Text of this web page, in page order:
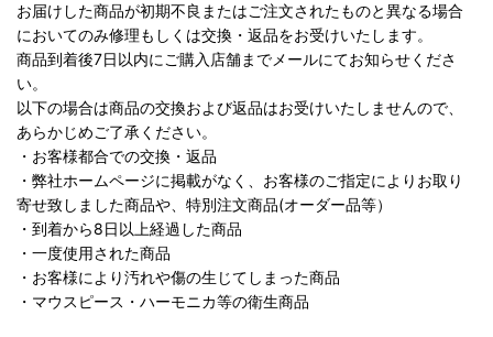
お届けした商品が初期不良またはご注文されたものと異なる場合
においてのみ修理もしくは交換・返品をお受けいたします。
商品到着後7日以内にご購入店舗までメールにてお知らせくださ
い。
以下の場合は商品の交換および返品はお受けいたしませんので、
あらかじめご了承ください。
・お客様都合での交換・返品
・弊社ホームページに掲載がなく、お客様のご指定によりお取り
寄せ致しました商品や、特別注文商品(オーダー品等）
・到着から8日以上経過した商品
・一度使用された商品
・お客様により汚れや傷の生じてしまった商品
・マウスピース・ハーモニカ等の衛生商品